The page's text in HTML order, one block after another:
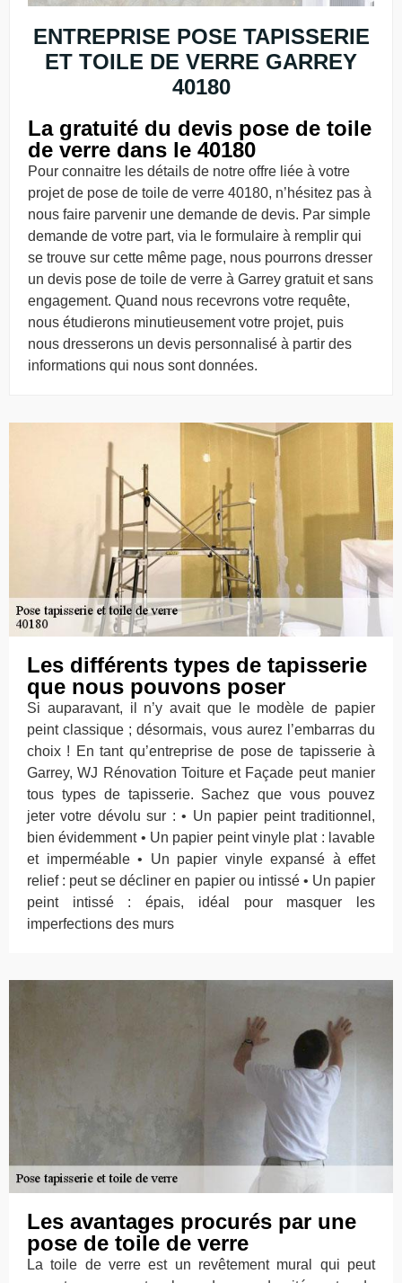
ENTREPRISE POSE TAPISSERIE
ET TOILE DE VERRE GARREY
40180
La gratuité du devis pose de toile
de verre dans le 40180
Pour connaitre les détails de notre offre liée à votre
projet de pose de toile de verre 40180, n’hésitez pas à
nous faire parvenir une demande de devis. Par simple
demande de votre part, via le formulaire à remplir qui
se trouve sur cette même page, nous pourrons dresser
un devis pose de toile de verre à Garrey gratuit et sans
engagement. Quand nous recevrons votre requête,
nous étudierons minutieusement votre projet, puis
nous dresserons un devis personnalisé à partir des
informations qui nous sont données.
Les différents types de tapisserie
que nous pouvons poser
Si auparavant, il n’y avait que le modèle de papier
peint classique ; désormais, vous aurez l’embarras du
choix ! En tant qu’entreprise de pose de tapisserie à
Garrey, WJ Rénovation Toiture et Façade peut manier
tous types de tapisserie. Sachez que vous pouvez
jeter votre dévolu sur : • Un papier peint traditionnel,
bien évidemment • Un papier peint vinyle plat : lavable
et imperméable • Un papier vinyle expansé à effet
relief : peut se décliner en papier ou intissé • Un papier
peint intissé : épais, idéal pour masquer les
imperfections des murs
Les avantages procurés par une
pose de toile de verre
La toile de verre est un revêtement mural qui peut